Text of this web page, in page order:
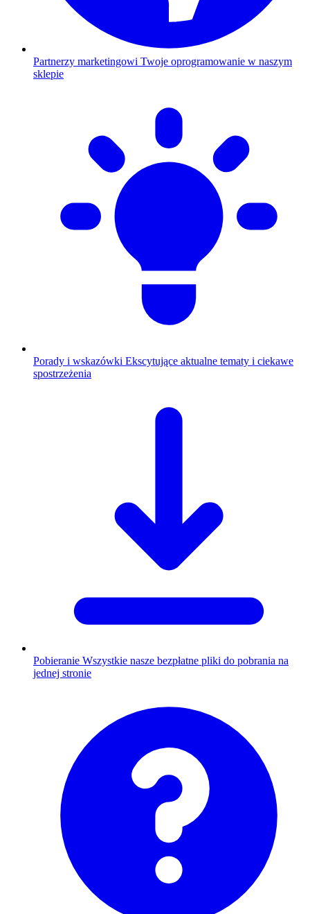
Partnerzy marketingowi Twoje oprogramowanie w naszym
sklepie
Porady i wskazówki Ekscytujące aktualne tematy i ciekawe
spostrzeżenia
Pobieranie Wszystkie nasze bezpłatne pliki do pobrania na
jednej stronie